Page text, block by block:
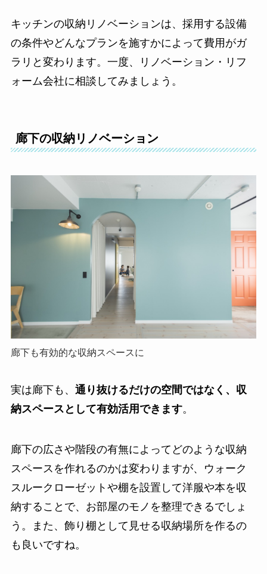
キッチンの収納リノベーションは、採用する設備
の条件やどんなプランを施すかによって費用がガ
ラリと変わります。一度、リノベーション・リフ
ォーム会社に相談してみましょう。
廊下の収納リノベーション
廊下も有効的な収納スペースに
実は廊下も、 通り抜けるだけの空間ではなく、収
納スペースとして有効活用できます。
廊下の広さや階段の有無によってどのような収納
スペースを作れるのかは変わりますが、ウォーク
スルークローゼットや棚を設置して洋服や本を収
納することで、お部屋のモノを整理できるでしょ
う。また、飾り棚として見せる収納場所を作るの
も良いですね。